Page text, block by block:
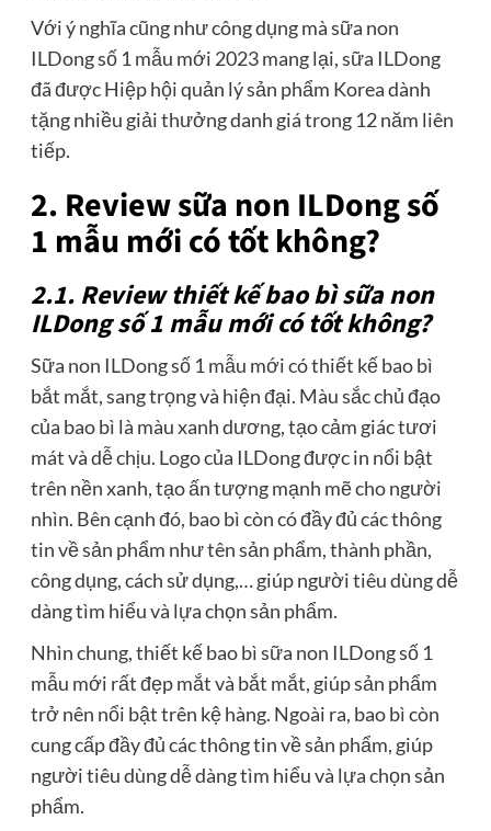
Với ý nghĩa cũng như công dụng mà sữa non
ILDong số 1 mẫu mới 2023 mang lại, sữa ILDong
đã được Hiệp hội quản lý sản phẩm Korea dành
tặng nhiều giải thưởng danh giá trong 12 năm liên
tiếp.
2. Review sữa non ILDong số
1 mẫu mới có tốt không?
2.1. Review thiết kế bao bì sữa non
ILDong số 1 mẫu mới có tốt không?
Sữa non ILDong số 1 mẫu mới có thiết kế bao bì
bắt mắt, sang trọng và hiện đại. Màu sắc chủ đạo
của bao bì là màu xanh dương, tạo cảm giác tươi
mát và dễ chịu. Logo của ILDong được in nổi bật
trên nền xanh, tạo ấn tượng mạnh mẽ cho người
nhìn. Bên cạnh đó, bao bì còn có đầy đủ các thông
tin về sản phẩm như tên sản phẩm, thành phần,
công dụng, cách sử dụng,… giúp người tiêu dùng dễ
dàng tìm hiểu và lựa chọn sản phẩm.
Nhìn chung, thiết kế bao bì sữa non ILDong số 1
mẫu mới rất đẹp mắt và bắt mắt, giúp sản phẩm
trở nên nổi bật trên kệ hàng. Ngoài ra, bao bì còn
cung cấp đầy đủ các thông tin về sản phẩm, giúp
người tiêu dùng dễ dàng tìm hiểu và lựa chọn sản
phẩm.